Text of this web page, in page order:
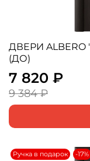
ДВЕРИ ALBERO "Барселона" Темный Кипарис
(ДО)
7 820 ₽
9 384 ₽
Ручка в подарок -17%